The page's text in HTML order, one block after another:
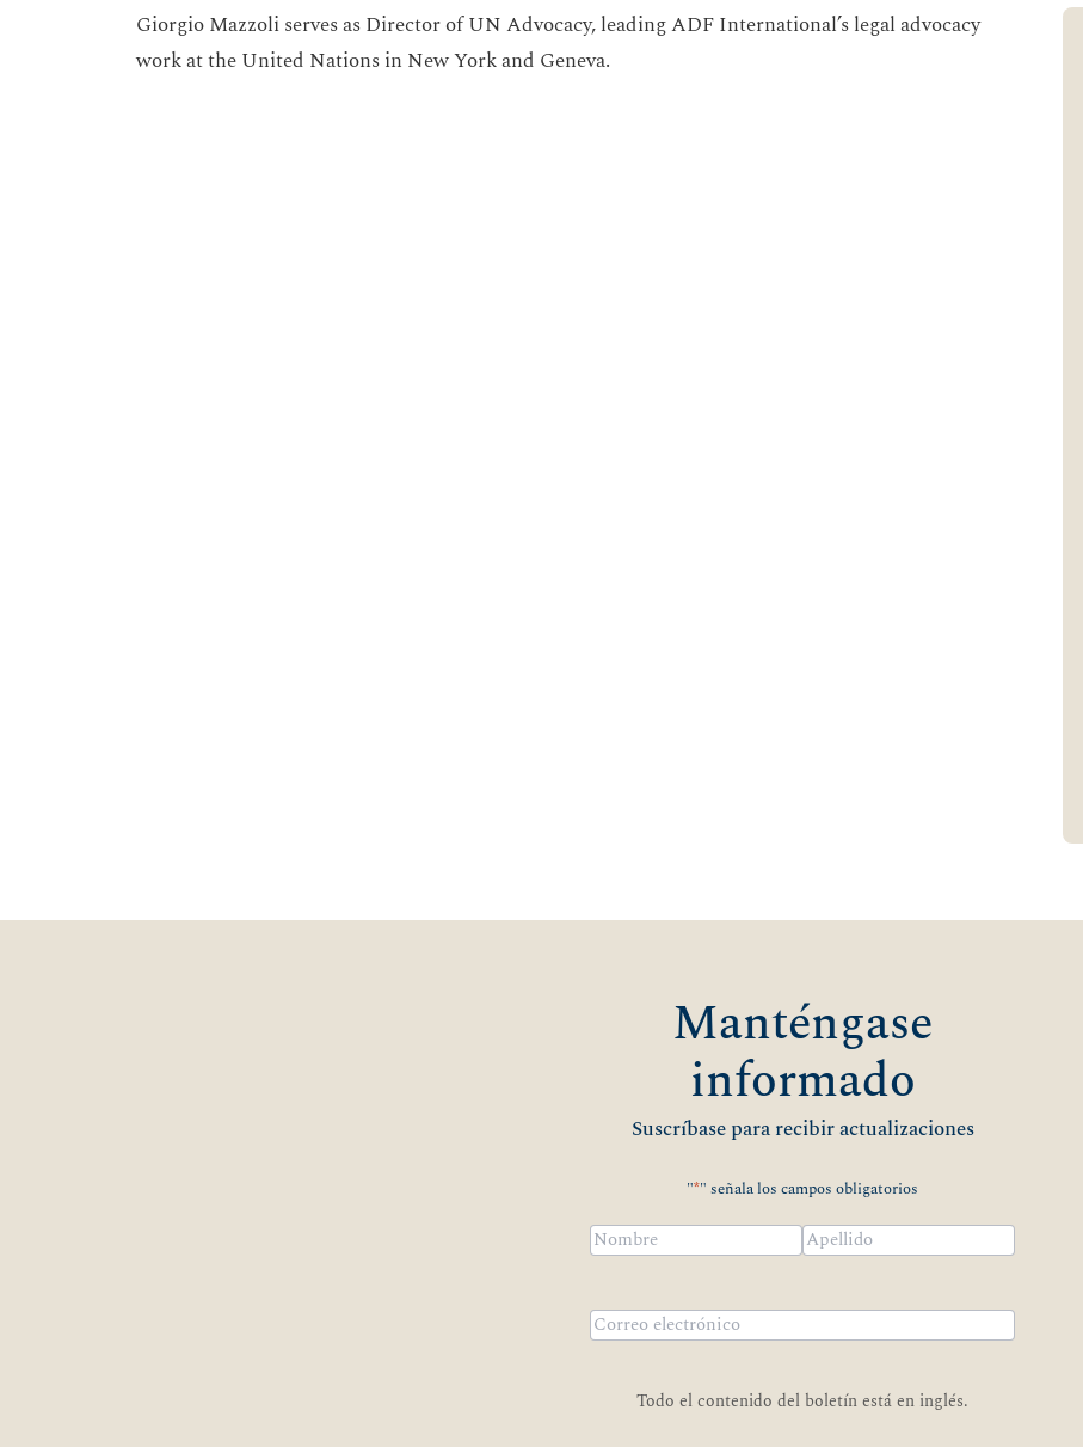
Giorgio Mazzoli serves as Director of UN Advocacy, leading ADF International’s legal advocacy
work at the United Nations in New York and Geneva.
Manténgase
informado
Suscríbase para recibir actualizaciones
"*" señala los campos obligatorios
Nombre*
Correo
electrónico*
Todo el contenido del boletín está en inglés.